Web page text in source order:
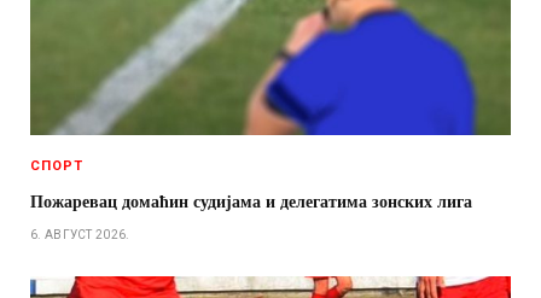
СПОРТ
Пожаревац домаћин судијама и делегатима зонских лига
6. АВГУСТ 2026.